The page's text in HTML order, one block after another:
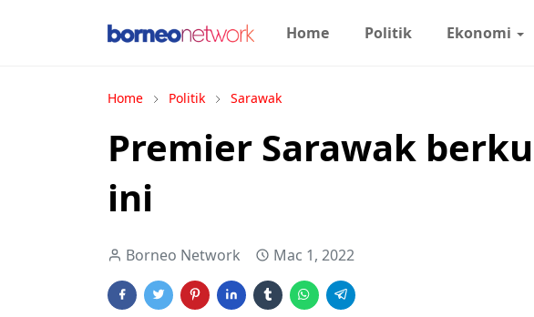
Home Politik Ekonomi
Home Politik Sarawak
Premier Sarawak
ini
Borneo Network Mac 1, 2022